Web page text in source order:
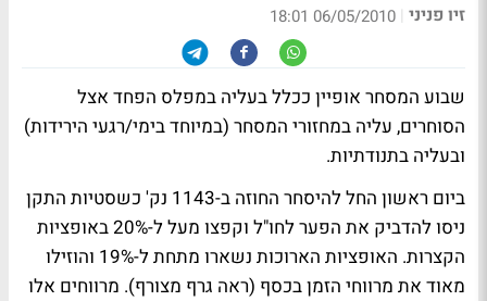
זיו פניני |
06/05/2010 18:01
שבוע המסחר אופיין ככלל בעליה במפלס הפחד אצל
הסוחרים, עליה במחזורי המסחר (במיוחד בימי/רגעי הירידות)
ובעליה בתנודתיות.
ביום ראשון החל להיסחר החוזה ב-1143 נק' כשסטיות התקן
ניסו להדביק את הפער לחו"ל וקפצו מעל ל-20% באופציות
הקצרות. האופציות הארוכות נשארו מתחת ל-19% והוזילו
מאוד את מרווחי הזמן בכסף (ראה גרף מצורף). מרווחים אלו